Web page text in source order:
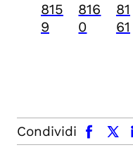
815
9
816
0
81
61
Condividi
facebook x.com linkedin